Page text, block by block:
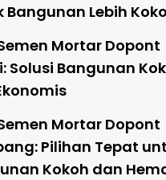
Bangunan Lebih
Mortar Dopont
Solusi Bangunan
Mortar Dopont
Pilihan Tepat
Kokoh dan